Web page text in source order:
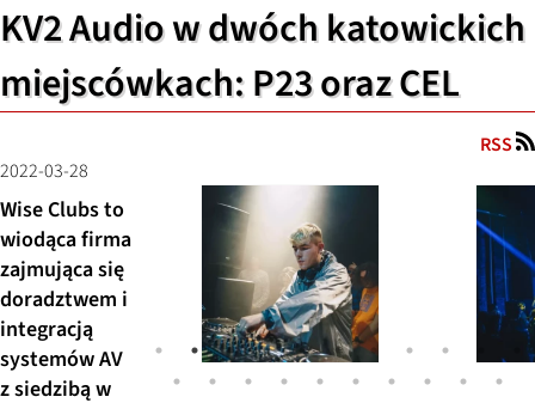
KV2 Audio w dwóch katowickich
miejscówkach: P23 oraz CEL
RSS
2022-03-28
Wise Clubs to
wiodąca firma
zajmująca się
doradztwem i
integracją
systemów AV
z siedzibą w